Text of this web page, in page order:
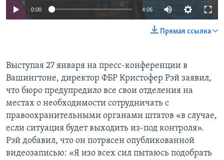
0:00 4:06
Прямая ссылка
Выступая 27 января на пресс-конференции в
Вашингтоне, директор ФБР Кристофер Рэй заявил,
что бюро предупредило все свои отделения на
местах о необходимости сотрудничать с
правоохранительными органами штатов «в случае,
если ситуация будет выходить из-под контроля».
Рэй добавил, что он потрясен опубликованной
видеозаписью: «Я изо всех сил пытаюсь подобрать